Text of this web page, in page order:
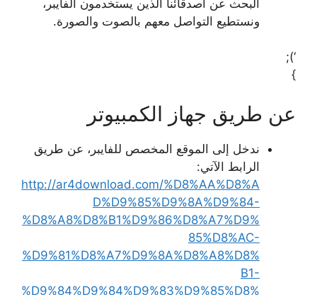
البحث عن أصدقائنا الذين يستخدمون الفايبر،
ونستطيع التواصل معهم بالصوت والصورة.
‘);
}
عن طريق جهاز الكمبيوتر
ندخل إلى الموقع المخصص للفايبر، عن طريق
الرابط الآتي:
http://ar4download.com/%D8%AA%D8%A
D%D9%85%D9%8A%D9%84-
%D8%A8%D8%B1%D9%86%D8%A7%D9%
85%D8%AC-
%D9%81%D8%A7%D9%8A%D8%A8%D8%
B1-
%D9%84%D9%84%D9%83%D9%85%D8%